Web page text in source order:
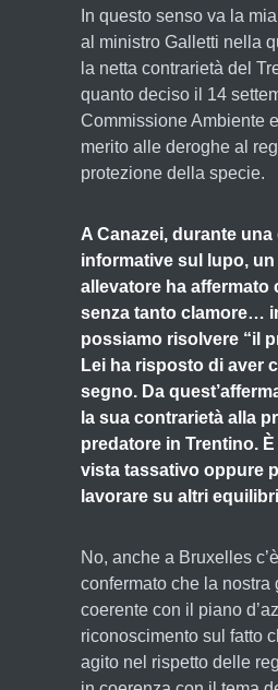
In questo senso va la
al ministro Galletti nella
la netta contrarietà del
quanto deciso il 14
Commissione Ambiente
merito alle deroghe al
protezione della specie.
A Canazei, durante una
informative sul lupo,
allevatore ha affermato
senza tanto clamore…
possiamo risolvere “il
Lei ha risposto di aver
segno. Da
la sua contrarietà alla
predatore in Trentino.
vista tassativo oppure
lavorare su altri
No, anche a Bruxelles
confermato che la nostra
coerente con il piano
riconoscimento sul fatto
agito nel rispetto delle